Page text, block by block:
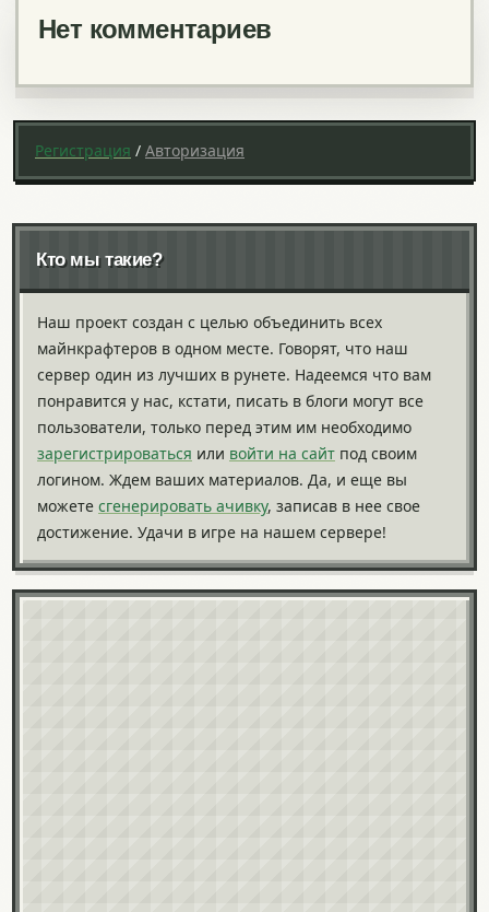
Нет комментариев
Регистрация / Авторизация
Кто мы такие?
Наш проект создан с целью объединить всех
майнкрафтеров в одном месте. Говорят, что наш
сервер один из лучших в рунете. Надеемся что вам
понравится у нас, кстати, писать в блоги могут все
пользователи, только перед этим им необходимо
зарегистрироваться или войти на сайт под своим
логином. Ждем ваших материалов. Да, и еще вы
можете сгенерировать ачивку, записав в нее свое
достижение. Удачи в игре на нашем сервере!